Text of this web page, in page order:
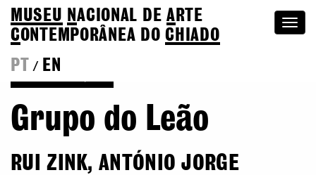
MUSEU NACIONAL DEA RTE
CONTEMPORÂNEA DOCHIADO
PT
/ EN
Grupo do Leão
RUI ZINK, ANTÓNIO JORGE